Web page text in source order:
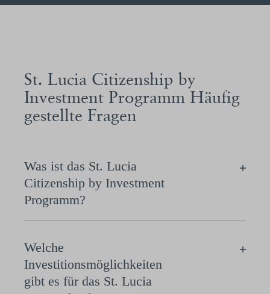
St. Lucia Citizenship by
Investment Programm Häufig
gestellte Fragen
Was ist das St. Lucia
Citizenship by Investment
Programm?
Welche
Investitionsmöglichkeiten
gibt es für das St. Lucia